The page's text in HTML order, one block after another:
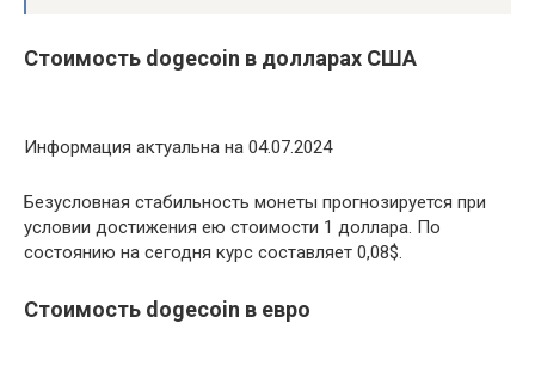
Стоимость dogecoin в долларах США
Информация актуальна на 04.07.2024
Безусловная стабильность монеты прогнозируется при
условии достижения ею стоимости 1 доллара. По
состоянию на сегодня курс составляет 0,08$.
Стоимость dogecoin в евро